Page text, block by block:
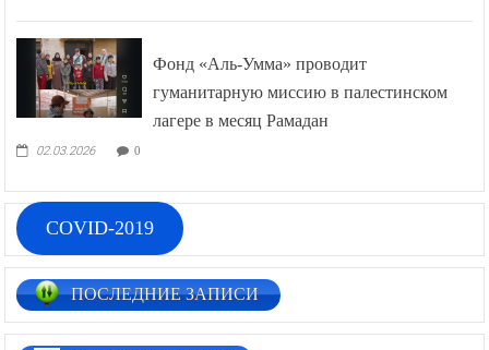
Фонд «Аль-Умма» проводит
гуманитарную миссию в палестинском
лагере в месяц Рамадан
02.03.2026 0
COVID-2019
ПОСЛЕДНИЕ ЗАПИСИ